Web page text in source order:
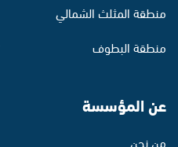
منطقة المثلث الشمالي
منطقة البطوف
عن المؤسسة
من نحن